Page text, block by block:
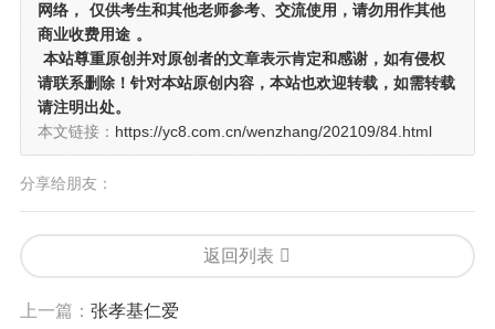
网络，
仅供考生和其他老师参考、交流使用，请勿用作其他
商业收费用途 。
本站尊重原创并对原创者的文章表示肯定和感谢，如有侵权
请联系删除！针对本站原创内容，本站也欢迎转载，如需转载
请注明出处。
本文链接： https://yc8.com.cn/wenzhang/202109/84.html
分享给朋友：
返回列表
上一篇： 张孝基仁爱